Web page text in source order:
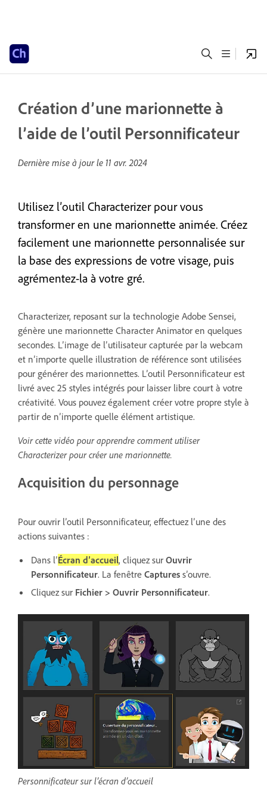
Création d’une marionnette à
l’aide de l’outil Personnificateur
Dernière mise à jour le 11 avr. 2024
Utilisez l’outil Characterizer pour vous
transformer en une marionnette animée. Créez
facilement une marionnette personnalisée sur
la base des expressions de votre visage, puis
agrémentez-la à votre gré.
Characterizer, reposant sur la technologie Adobe Sensei,
génère une marionnette Character Animator en quelques
secondes. L’image de l’utilisateur capturée par la webcam
et n’importe quelle illustration de référence sont utilisées
pour générer des marionnettes. L’outil Personnificateur est
livré avec 25 styles intégrés pour laisser libre court à votre
créativité. Vous pouvez également créer votre propre style à
partir de n’importe quelle élément artistique.
Voir cette vidéo pour apprendre comment utiliser
Characterizer pour créer une marionnette.
Acquisition du personnage
Pour ouvrir l’outil Personnificateur, effectuez l’une des
actions suivantes :
Dans l’Écran d’accueil, cliquez sur Ouvrir
Personnificateur. La fenêtre Captures s’ouvre.
Cliquez sur Fichier > Ouvrir Personnificateur.
Personnificateur sur l’écran d’accueil